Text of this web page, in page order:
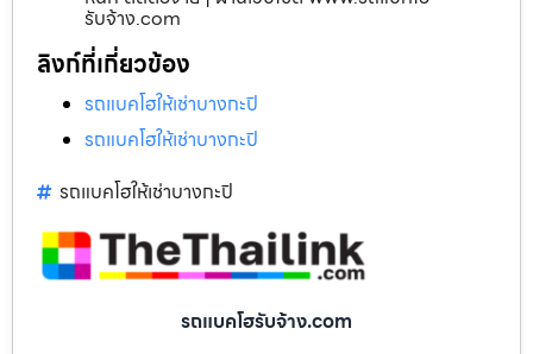
รับจ้าง.com
ลิงก์ที่เกี่ยวข้อง
รถแบคโฮให้เช่าบางกะปิ
รถแบคโฮให้เช่าบางกะปิ
รถแบคโฮให้เช่าบางกะปิ
รถแบคโฮรับจ้าง.com